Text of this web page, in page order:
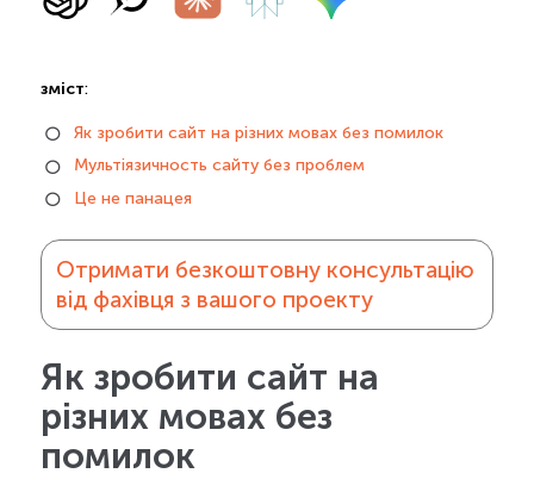
зміст:
Як зробити сайт на різних мовах без помилок
Мультіязичность сайту без проблем
Це не панацея
Отримати безкоштовну консультацію
від фахівця з вашого проекту
Як зробити сайт на
різних мовах без
помилок